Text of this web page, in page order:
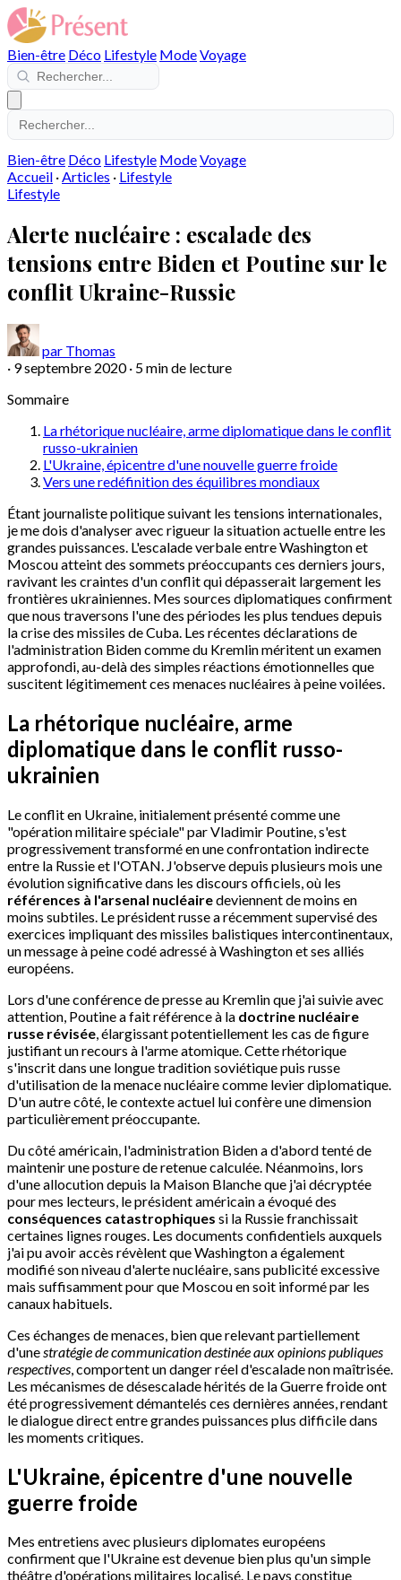
Bien-être Déco Lifestyle ModeVoyage
Bien-être Déco Lifestyle ModeVoyage
Accueil ·Articles · Lifestyle
Lifestyle
Alerte nucléaire : escalade des
tensions entre Biden et Poutine sur le
conflit Ukraine-Russie
par Thomas
· 9 septembre 2020 · 5 min de lecture
Sommaire
La rhétorique nucléaire, arme diplomatique dans le conflit
russo-ukrainien
L'Ukraine, épicentre d'une nouvelle guerre froide
Vers une redéfinition des équilibres mondiaux
Étant journaliste politique suivant les tensions internationales,
je me dois d'analyser avec rigueur la situation actuelle entre les
grandes puissances. L'escalade verbale entre Washington et
Moscou atteint des sommets préoccupants ces derniers jours,
ravivant les craintes d'un conflit qui dépasserait largement les
frontières ukrainiennes. Mes sources diplomatiques confirment
que nous traversons l'une des périodes les plus tendues depuis
la crise des missiles de Cuba. Les récentes déclarations de
l'administration Biden comme du Kremlin méritent un examen
approfondi, au-delà des simples réactions émotionnelles que
suscitent légitimement ces menaces nucléaires à peine voilées.
La rhétorique nucléaire, arme
diplomatique dans le conflit russo-
ukrainien
Le conflit en Ukraine, initialement présenté comme une
"opération militaire spéciale" par Vladimir Poutine, s'est
progressivement transformé en une confrontation indirecte
entre la Russie et l'OTAN. J'observe depuis plusieurs mois une
évolution significative dans les discours officiels, où les
références à l'arsenal nucléairedeviennent de moins en
moins subtiles. Le président russe a récemment supervisé des
exercices impliquant des missiles balistiques intercontinentaux,
un message à peine codé adressé à Washington et ses alliés
européens.
Lors d'une conférence de presse au Kremlin que j'ai suivie avec
attention, Poutine a fait référence à la doctrine nucléaire
russe révisée , élargissant potentiellement les cas de figure
justifiant un recours à l'arme atomique. Cette rhétorique
s'inscrit dans une longue tradition soviétique puis russe
d'utilisation de la menace nucléaire comme levier diplomatique.
D'un autre côté, le contexte actuel lui confère une dimension
particulièrement préoccupante.
Du côté américain, l'administration Biden a d'abord tenté de
maintenir une posture de retenue calculée. Néanmoins, lors
d'une allocution depuis la Maison Blanche que j'ai décryptée
pour mes lecteurs, le président américain a évoqué des
conséquences catastrophiques si la Russie franchissait
certaines lignes rouges. Les documents confidentiels auxquels
j'ai pu avoir accès révèlent que Washington a également
modifié son niveau d'alerte nucléaire, sans publicité excessive
mais suffisamment pour que Moscou en soit informé par les
canaux habituels.
Ces échanges de menaces, bien que relevant partiellement
d'une stratégie de communication destinée aux opinions publiques
respectives , comportent un danger réel d'escalade non maîtrisée.
Les mécanismes de désescalade hérités de la Guerre froide ont
été progressivement démantelés ces dernières années, rendant
le dialogue direct entre grandes puissances plus difficile dans
les moments critiques.
L'Ukraine, épicentre d'une nouvelle
guerre froide
Mes entretiens avec plusieurs diplomates européens
confirment que l'Ukraine est devenue bien plus qu'un simple
théâtre d'opérations militaires localisé. Le pays constitue